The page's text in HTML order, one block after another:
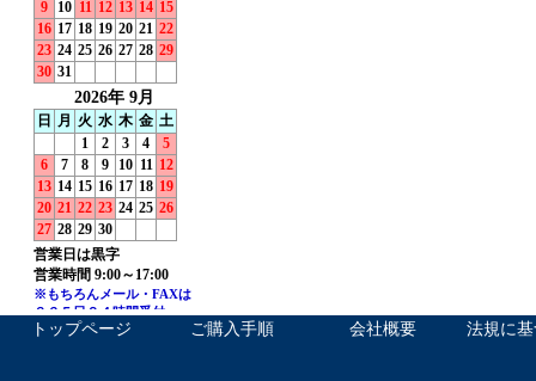
トップページ ご購入手順 会社概要 法規に